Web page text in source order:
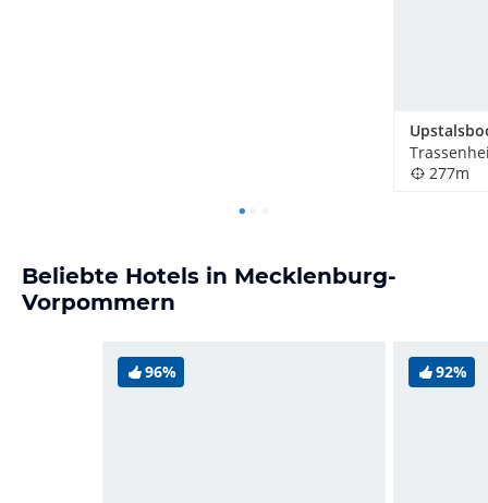
277m
Beliebte Hotels in Mecklenburg-
Vorpommern
96% 92%